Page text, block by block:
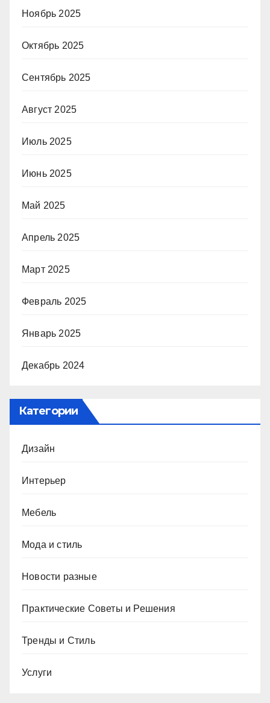
Ноябрь 2025
Октябрь 2025
Сентябрь 2025
Август 2025
Июль 2025
Июнь 2025
Май 2025
Апрель 2025
Март 2025
Февраль 2025
Январь 2025
Декабрь 2024
Категории
Дизайн
Интерьер
Мебель
Мода и стиль
Новости разные
Практические Советы и Решения
Тренды и Стиль
Услуги